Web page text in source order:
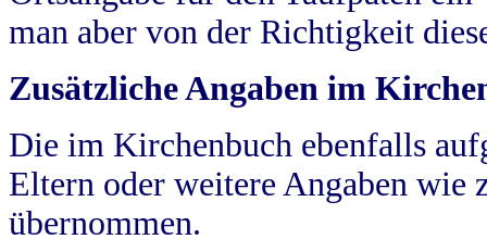
man aber von der Richtigkeit
Zusätzliche Angaben im
Die im Kirchenbuch ebenfalls
Eltern oder weitere Angaben wie
übernommen.